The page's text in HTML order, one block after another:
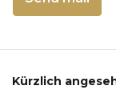
Kürzlich